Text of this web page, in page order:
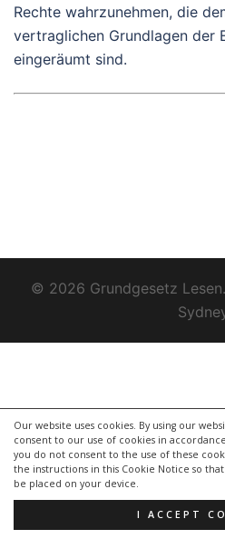
Our website uses cookies. By using our
consent to our use of cookies in
you do not consent to the use of these
the instructions in this Cookie Notice so
be placed on your device.
I ACCEPT
Rechte wahrzunehmen, die
vertraglichen Grundlagen der
eingeräumt sind.
© 2026 Grundgesetz